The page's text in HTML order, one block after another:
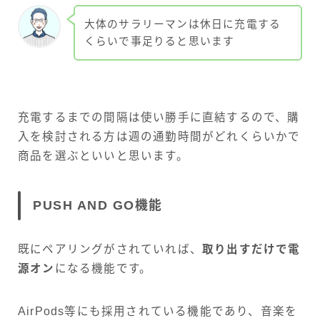
大体のサラリーマンは休日に充電する
くらいで事足りると思います
充電するまでの間隔は使い勝手に直結するので、購
入を検討される方は週の通勤時間がどれくらいかで
商品を選ぶといいと思います。
PUSH AND GO機能
既にペアリングがされていれば、 取り出すだけで電
源オン になる機能です。
AirPods等にも採用されている機能であり、音楽を